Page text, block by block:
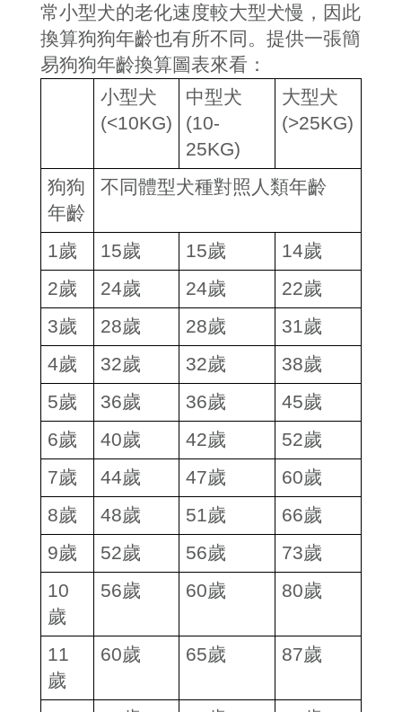
常小型犬的老化速度較大型犬慢，因此
換算狗狗年齡也有所不同。提供一張簡
易狗狗年齡換算圖表來看：
小型犬
(<10KG)
中型犬
(10-
25KG)
大型犬
(>25KG)
狗狗
年齡
不同體型犬種對照人類年齡
1歲 15歲 15歲 14歲
2歲 24歲 24歲 22歲
3歲 28歲 28歲 31歲
4歲 32歲 32歲 38歲
5歲 36歲 36歲 45歲
6歲 40歲 42歲 52歲
7歲 44歲 47歲 60歲
8歲 48歲 51歲 66歲
9歲 52歲 56歲 73歲
10
歲
56歲 60歲 80歲
11
歲
60歲 65歲 87歲